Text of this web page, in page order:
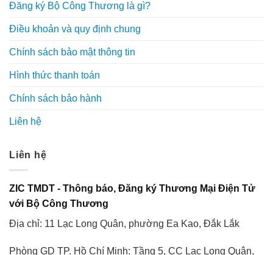
Đăng ký Bộ Công Thương là gì?
Điều khoản và quy định chung
Chính sách bảo mật thông tin
Hình thức thanh toán
Chính sách bảo hành
Liên hệ
Liên hệ
ZIC TMDT - Thông báo, Đăng ký Thương Mại Điện Tử
với Bộ Công Thương
Địa chỉ: 11 Lạc Long Quân, phường Ea Kao, Đắk Lắk
Phòng GD TP. Hồ Chí Minh: Tầng 5, CC Lạc Long Quân,